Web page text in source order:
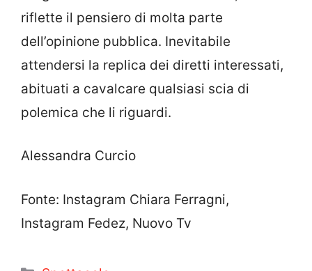
riflette il pensiero di molta parte
dell’opinione pubblica. Inevitabile
attendersi la replica dei diretti interessati,
abituati a cavalcare qualsiasi scia di
polemica che li riguardi.
Alessandra Curcio
Fonte: Instagram Chiara Ferragni,
Instagram Fedez, Nuovo Tv